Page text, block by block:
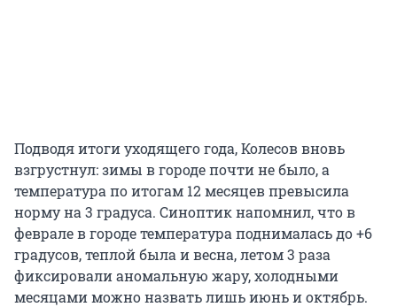
Подводя итоги уходящего года, Колесов вновь
взгрустнул: зимы в городе почти не было, а
температура по итогам 12 месяцев превысила
норму на 3 градуса. Синоптик напомнил, что в
феврале в городе температура поднималась до +6
градусов, теплой была и весна, летом 3 раза
фиксировали аномальную жару, холодными
месяцами можно назвать лишь июнь и октябрь.